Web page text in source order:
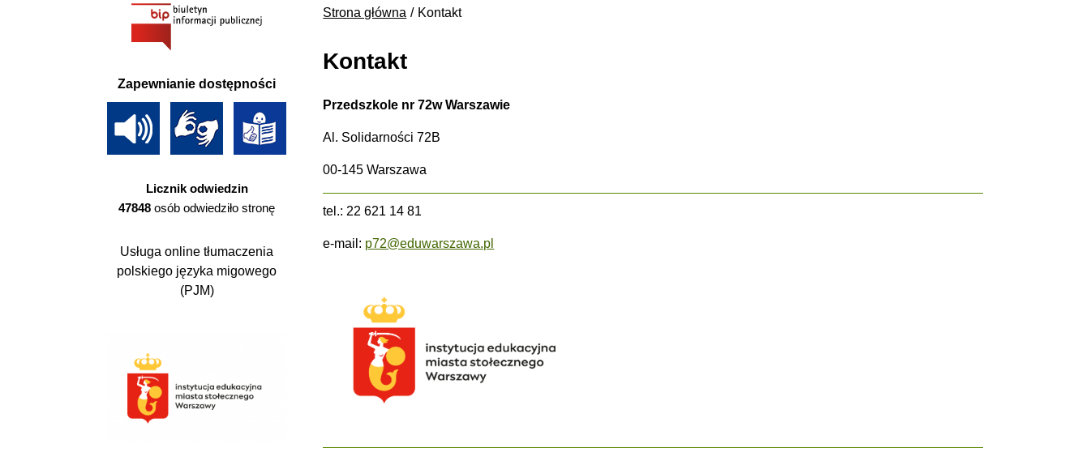
Strona główna Kontakt
Kontakt
Przedszkole nr 72w Warszawie
Al. Solidarności 72B
00-145 Warszawa
tel.: 22 621 14 81
e-mail: p72@eduwarszawa.pl
Zapewnianie dostępności
Licznik odwiedzin
47848 osób odwiedziło stronę
Usługa online tłumaczenia
polskiego języka migowego
(PJM)